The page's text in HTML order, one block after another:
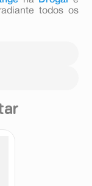
todos os